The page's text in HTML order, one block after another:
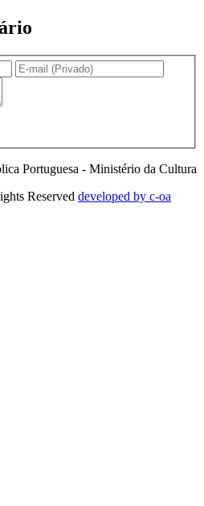
Portuguesa - Ministério da Cultura
Reserved developed by c-oa